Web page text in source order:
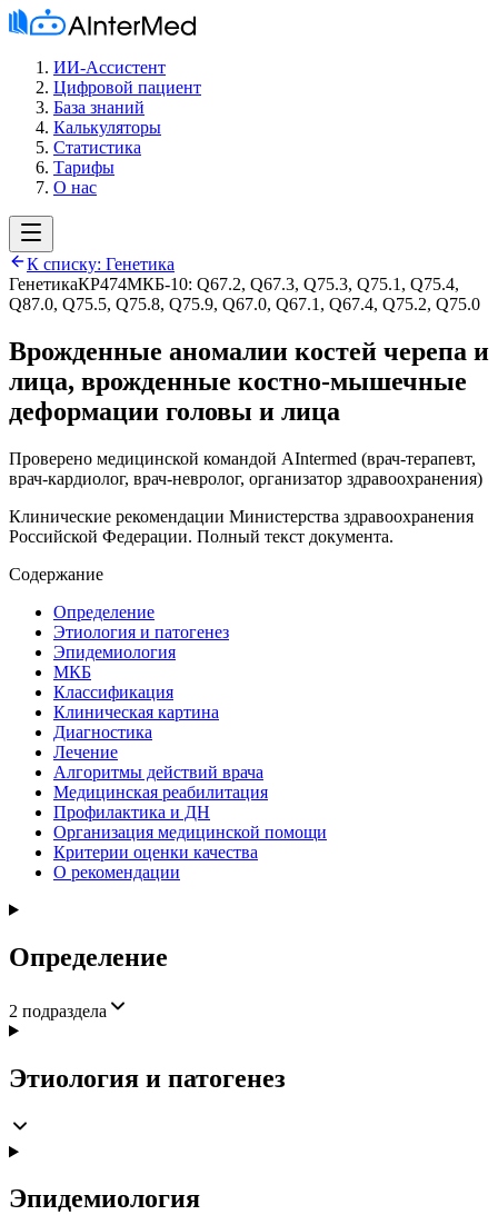
ИИ-Ассистент
Цифровой пациент
База знаний
Калькуляторы
Статистика
Тарифы
О нас
К списку: Генетика
ГенетикаКР474МКБ-10: Q67.2, Q67.3, Q75.3, Q75.1, Q75.4,
Q87.0, Q75.5, Q75.8, Q75.9, Q67.0, Q67.1, Q67.4, Q75.2, Q75.0
Врожденные аномалии костей черепа и
лица, врожденные костно-мышечные
деформации головы и лица
Проверено медицинской командой AIntermed (врач-терапевт,
врач-кардиолог, врач-невролог, организатор здравоохранения)
Клинические рекомендации Министерства здравоохранения
Российской Федерации. Полный текст документа.
Содержание
Определение
Этиология и патогенез
Эпидемиология
МКБ
Классификация
Клиническая картина
Диагностика
Лечение
Алгоритмы действий врача
Медицинская реабилитация
Профилактика и ДН
Организация медицинской помощи
Критерии оценки качества
О рекомендации
Определение
2 подраздела
Этиология и патогенез
Эпидемиология